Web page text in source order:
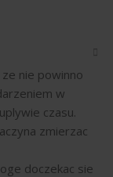
nie powinno
w
czasu.
zmierzac
doczekac sie